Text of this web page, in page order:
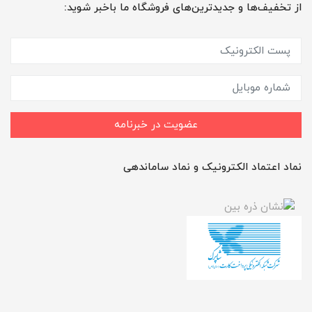
از تخفیف‌ها و جدیدترین‌های فروشگاه ما باخبر شوید:
عضویت در خبرنامه
نماد اعتماد الکترونیک و نماد ساماندهی